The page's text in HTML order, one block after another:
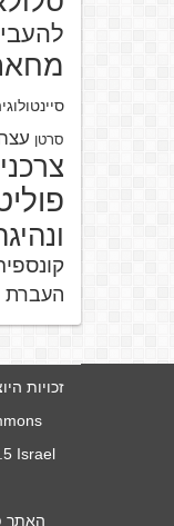
סרטן
זכויות
Israel
האתר